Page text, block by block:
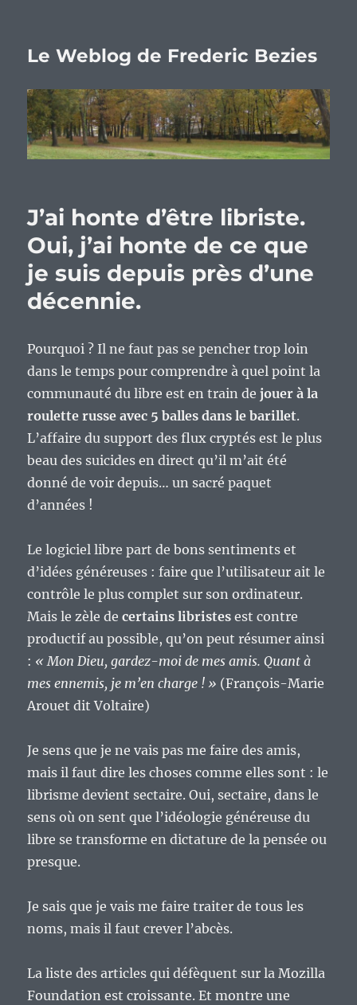
Le Weblog de Frederic Bezies
J’ai honte d’être libriste.
Oui, j’ai honte de ce que
je suis depuis près d’une
décennie.
Pourquoi ? Il ne faut pas se pencher trop loin
dans le temps pour comprendre à quel point la
communauté du libre est en train de jouer à la
roulette russe avec 5 balles dans le barillet.
L’affaire du support des flux cryptés est le plus
beau des suicides en direct qu’il m’ait été
donné de voir depuis… un sacré paquet
d’années !
Le logiciel libre part de bons sentiments et
d’idées généreuses : faire que l’utilisateur ait le
contrôle le plus complet sur son ordinateur.
Mais le zèle decertains libristes est contre
productif au possible, qu’on peut résumer ainsi
: « Mon Dieu, gardez-moi de mes amis. Quant à
mes ennemis, je m’en charge ! » (François-Marie
Arouet dit Voltaire)
Je sens que je ne vais pas me faire des amis,
mais il faut dire les choses comme elles sont : le
librisme devient sectaire. Oui, sectaire, dans le
sens où on sent que l’idéologie généreuse du
libre se transforme en dictature de la pensée ou
presque.
Je sais que je vais me faire traiter de tous les
noms, mais il faut crever l’abcès.
La liste des articles qui défèquent sur la Mozilla
Foundation est croissante. Et montre une